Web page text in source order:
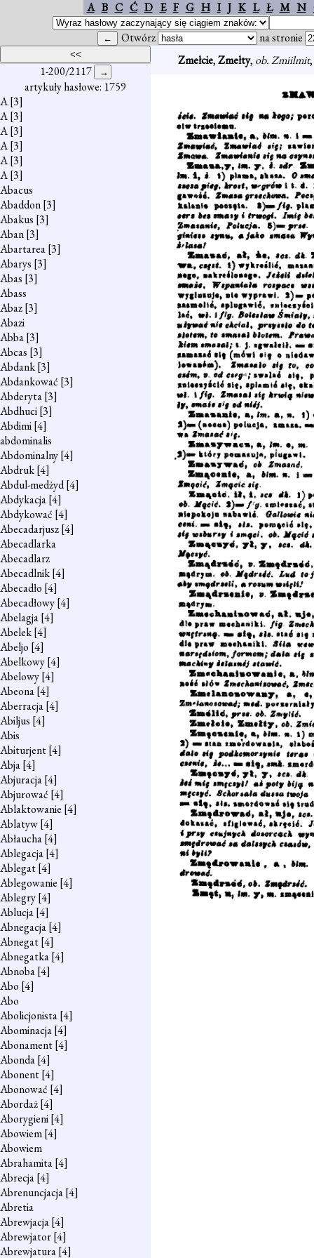
A B C Ć D E F G H I J K L Ł M N
Otwórz na stronie
1-200/2117
artykuły hasłowe: 1759
A[3]
A[3]
A[3]
A[3]
A[3]
A[3]
Abacus
Abaddon[3]
Abakus [3]
Aban[3]
Abartarea[3]
Abarys [3]
Abas [3]
Abass
Abaz[3]
Abazi
Abba[3]
Abcas [3]
Abdank[3]
Abdankować [3]
Abderyta[3]
Abdhuci[3]
Abdimi[4]
abdominalis
Abdominalny[4]
Abdruk[4]
Abdul-medżyd[4]
Abdykacja[4]
Abdykować [4]
Abecadarjusz[4]
Abecadlarka
Abecadlarz
Abecadlnik[4]
Abecadło [4]
Abecadłowy[4]
Abelagja[4]
Abelek[4]
Abeljo [4]
Abelkowy[4]
Abelowy[4]
Abeona[4]
Aberracja[4]
Abiljus [4]
Abis
Abiturjent[4]
Abja[4]
Abjuracja[4]
Abjurować [4]
Ablaktowanie [4]
Ablatyw[4]
Abłaucha[4]
Ablegacja[4]
Ablegat[4]
Ablegowanie [4]
Ablegry[4]
Ablucja[4]
Abnegacja[4]
Abnegat[4]
Abnegatka[4]
Abnoba[4]
Abo [4]
Abo
Abolicjonista[4]
Abominacja[4]
Abonament[4]
Abonda[4]
Abonent[4]
Abonować [4]
Abordaż[4]
Aborygieni[4]
Abowiem[4]
Abowiem
Abrahamita[4]
Abrecja[4]
Abrenuncjacja[4]
Abretia
Abrewjacja[4]
Abrewjator[4]
Abrewjatura[4]
Zmełcie,Zmełty, ob. Zmiilmit